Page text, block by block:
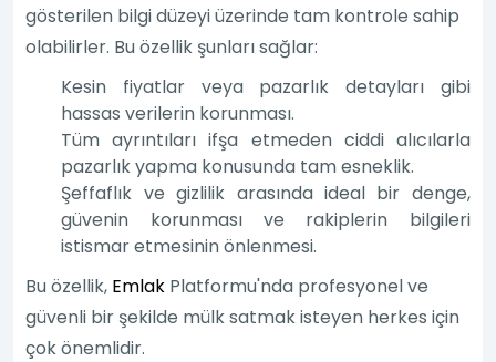
gösterilen bilgi düzeyi üzerinde tam kontrole sahip
olabilirler. Bu özellik şunları sağlar:
Kesin fiyatlar veya pazarlık detayları gibi
hassas verilerin korunması.
Tüm ayrıntıları ifşa etmeden ciddi alıcılarla
pazarlık yapma konusunda tam esneklik.
Şeffaflık ve gizlilik arasında ideal bir denge,
güvenin korunması ve rakiplerin bilgileri
istismar etmesinin önlenmesi.
Bu özellik, Emlak Platformu'nda profesyonel ve
güvenli bir şekilde mülk satmak isteyen herkes için
çok önemlidir.